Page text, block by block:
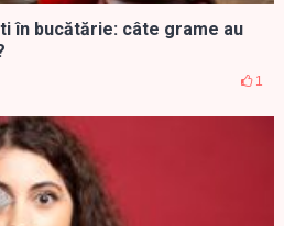
în bucătărie: câte grame au
1